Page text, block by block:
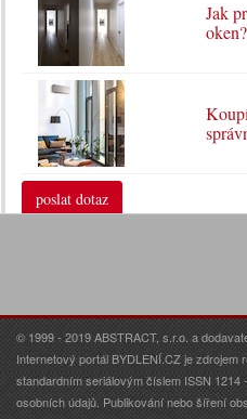
Jak
poslat dotaz
© 1999 - 2019 ABSTRACT, s.r.o. a
Internetový portál BYDLENÍ.CZ je zdrojem
standardním seriálovým číslem ISSN
osobních údajů. Publikování nebo šíření